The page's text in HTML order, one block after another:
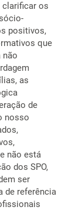
clarificar os
positivos,
que
não
as
de
nosso
não está
dos SPO,
ser
de referência